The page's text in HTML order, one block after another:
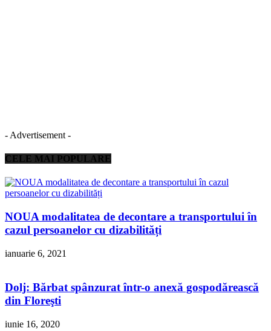
- Advertisement -
CELE MAI POPULARE
NOUA modalitatea de decontare a transportului în
cazul persoanelor cu dizabilități
ianuarie 6, 2021
Dolj: Bărbat spânzurat într-o anexă gospodărească
din Floreşti
iunie 16, 2020